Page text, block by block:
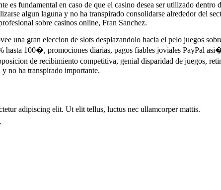
es fundamental en caso de que el casino desea ser utilizado
algun laguna y no ha transpirado consolidarse alrededor del
sobre casinos online, Fran Sanchez.
una gran eleccion de slots desplazandolo hacia el pelo juegos
hasta 100�, promociones diarias, pagos fiables joviales PayPal
de recibimiento competitiva, genial disparidad de juegos,
no ha transpirado importante.
adipiscing elit. Ut elit tellus, luctus nec ullamcorper mattis.